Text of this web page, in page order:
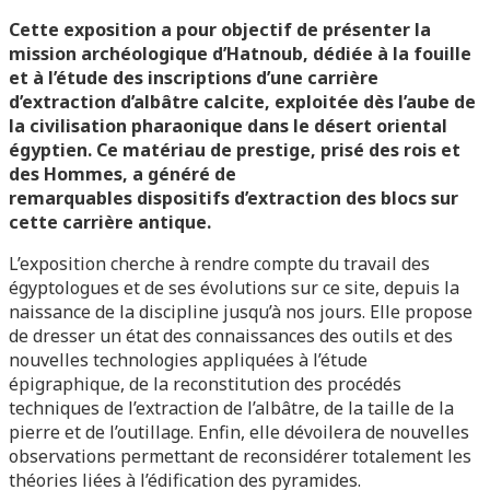
Cette exposition a pour objectif de présenter la
mission archéologique d’Hatnoub, dédiée à la fouille
et à l’étude des inscriptions d’une carrière
d’extraction d’albâtre calcite, exploitée dès l’aube de
la civilisation pharaonique dans le désert oriental
égyptien. Ce matériau de prestige, prisé des rois et
des Hommes, a généré de
remarquables dispositifs d’extraction des blocs sur
cette carrière antique.
L’exposition cherche à rendre compte du travail des
égyptologues et de ses évolutions sur ce site, depuis la
naissance de la discipline jusqu’à nos jours. Elle propose
de dresser un état des connaissances des outils et des
nouvelles technologies appliquées à l’étude
épigraphique, de la reconstitution des procédés
techniques de l’extraction de l’albâtre, de la taille de la
pierre et de l’outillage. Enfin, elle dévoilera de nouvelles
observations permettant de reconsidérer totalement les
théories liées à l’édification des pyramides.